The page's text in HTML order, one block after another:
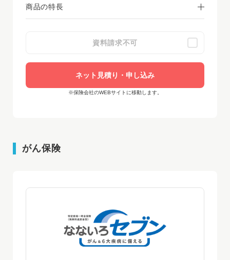
険料払込期間：終身／保険料払込方法：月払(クレジットカード
扱・口座振替扱)／2025年12月時点
商品の特長
資料請求不可
ネット見積り・申し込み
※保険会社のWEBサイトに移動します。
がん保険